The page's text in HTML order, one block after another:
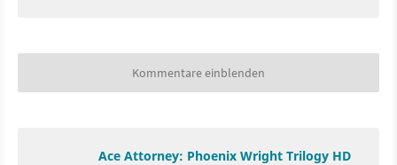
Kommentare einblenden
Ace Attorney: Phoenix Wright Trilogy HD